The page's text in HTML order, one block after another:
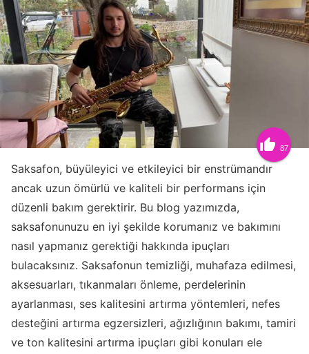
 87
Saksafon, büyüleyici ve etkileyici bir enstrümandır
ancak uzun ömürlü ve kaliteli bir performans için
düzenli bakım gerektirir. Bu blog yazımızda,
saksafonunuzu en iyi şekilde korumanız ve bakımını
nasıl yapmanız gerektiği hakkında ipuçları
bulacaksınız. Saksafonun temizliği, muhafaza edilmesi,
aksesuarları, tıkanmaları önleme, perdelerinin
ayarlanması, ses kalitesini artırma yöntemleri, nefes
desteğini artırma egzersizleri, ağızlığının bakımı, tamiri
ve ton kalitesini artırma ipuçları gibi konuları ele